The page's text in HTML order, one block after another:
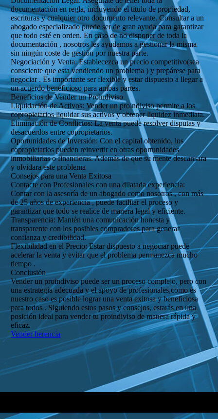
documentación en regla, incluyendo el título de propiedad,
escrituras y cualquier otro documento relevante. Consultar a un
abogado especializado puede ser de gran ayuda para garantizar
que todo esté en orden. En caso de no disponer de toda la
documentación , nosotros les ayudamos a gestionar la misma
sin ningún coste de gestión por nuestra parte.
Negociación y Venta: Establecezca un precio competitivo(sea
consciente que esta vendiendo un problema ) y prepárese para
negociar . Es importante ser flexible y estar dispuesto a llegar a
un acuerdo beneficioso para ambas partes.
Beneficios de Vender un Proindiviso
Liquidación de Activos: Vender un proindiviso permite a los
copropietarios liquidar sus activos y obtener liquidez inmediata.
Eliminación de Conflictos: La venta puede resolver disputas y
desacuerdos entre copropietarios.
Oportunidades de Inversión: Con el capital obtenido, los
copropietarios pueden reinvertir en otras oportunidades
inmobiliarias o financieras. Además de que su mente descansara
y olvidara este problema
Consejos para una Venta Exitosa
Contacte con Profesionales con una dilatada experiencia:
Contar con la asesoría de un abogado como nosotros , con más
de 25 años de experiencia , puede facilitar el proceso y
garantizar que todo se realice de manera legal y eficiente.
Transparencia: Mantén una comunicación honesta y
transparente con los posibles compradores para generar
confianza y credibilidad.
Flexibilidad en el Precio: Estar dispuesto a negociar puede
acelerar la venta y evitar que el problema permanezca mucho
tiempo .
Conclusión
Vender un proindiviso puede ser un proceso complejo, pero con
una estrategia adecuada y el apoyo de profesionales,como es
nuestro caso es posible lograr una venta exitosa y beneficiosa
para todos . Siguiendo estos pasos y consejos, estarás en una
posición ideal para vender tu proindiviso de manera rápida y
eficaz.
Vender herencia